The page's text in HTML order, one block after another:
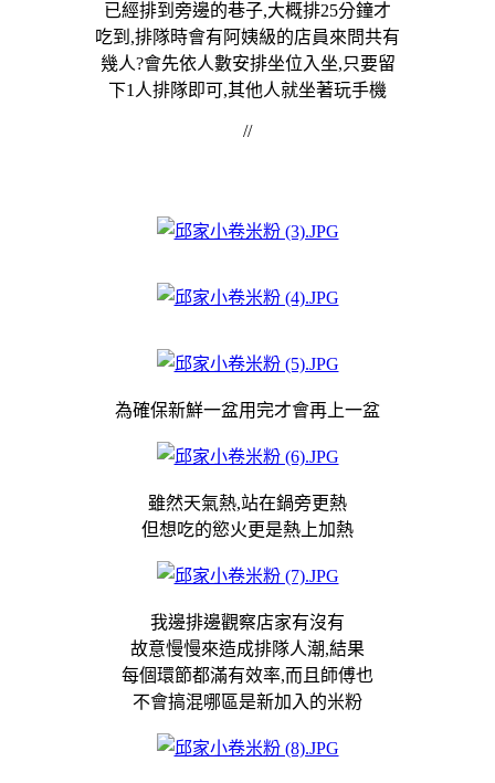
已經排到旁邊的巷子,大概排25分鐘才
吃到,排隊時會有阿姨級的店員來問共有
幾人?會先依人數安排坐位入坐,只要留
下1人排隊即可,其他人就坐著玩手機
//
為確保新鮮一盆用完才會再上一盆
雖然天氣熱,站在鍋旁更熱
但想吃的慾火更是熱上加熱
我邊排邊觀察店家有沒有
故意慢慢來造成排隊人潮,結果
每個環節都滿有效率,而且師傅也
不會搞混哪區是新加入的米粉